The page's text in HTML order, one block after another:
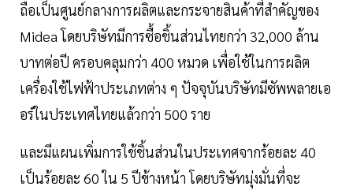
ถือเป็นศูนย์กลางการผลิตและกระจายสินค้าที่สำคัญของ
Midea โดยบริษัทมีการซื้อชิ้นส่วนไทยกว่า 32,000 ล้าน
บาทต่อปี ครอบคลุมกว่า 400 หมวด เพื่อใช้ในการผลิต
เครื่องใช้ไฟฟ้าประเภทต่าง ๆ ปัจจุบันบริษัทมีซัพพลายเอ
อร์ในประเทศไทยแล้วกว่า 500 ราย
และมีแผนเพิ่มการใช้ชิ้นส่วนในประเทศจากร้อยละ 40
เป็นร้อยละ 60 ใน 5 ปีข้างหน้า โดยบริษัทมุ่งมั่นที่จะ